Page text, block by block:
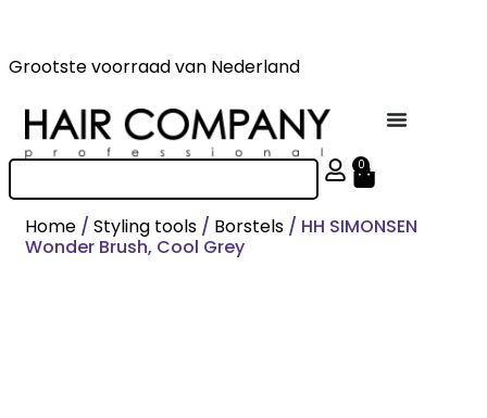
Grootste voorraadvan Nederland
0
Home / Styling tools / Borstels / HH SIMONSEN
Wonder Brush, Cool Grey